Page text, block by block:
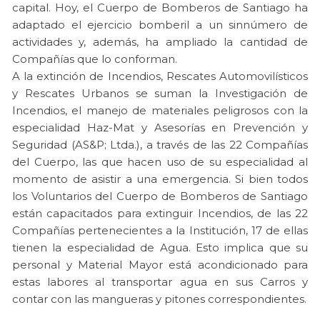
capital. Hoy, el Cuerpo de Bomberos de Santiago ha
adaptado el ejercicio bomberil a un sinnúmero de
actividades y, además, ha ampliado la cantidad de
Compañías que lo conforman.
A la extinción de Incendios, Rescates Automovilísticos
y Rescates Urbanos se suman la Investigación de
Incendios, el manejo de materiales peligrosos con la
especialidad Haz-Mat y Asesorías en Prevención y
Seguridad (AS&P; Ltda.), a través de las 22 Compañías
del Cuerpo, las que hacen uso de su especialidad al
momento de asistir a una emergencia. Si bien todos
los Voluntarios del Cuerpo de Bomberos de Santiago
están capacitados para extinguir Incendios, de las 22
Compañías pertenecientes a la Institución, 17 de ellas
tienen la especialidad de Agua. Esto implica que su
personal y Material Mayor está acondicionado para
estas labores al transportar agua en sus Carros y
contar con las mangueras y pitones correspondientes.